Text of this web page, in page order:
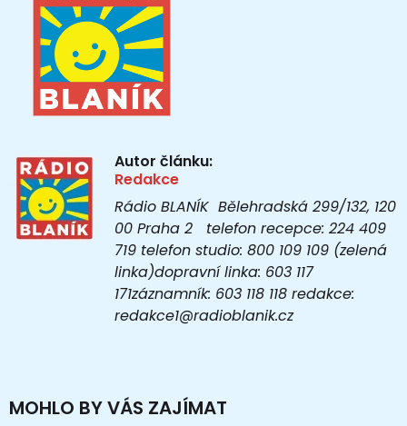
Autor článku:
Redakce
Rádio BLANÍK Bělehradská 299/132, 120
00 Praha 2 telefon recepce: 224 409
719 telefon studio: 800 109 109 (zelená
linka)dopravní linka: 603 117
171záznamník: 603 118 118 redakce:
redakce1@radioblanik.cz
MOHLO BY VÁS ZAJÍMAT